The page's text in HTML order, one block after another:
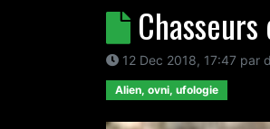
Chasseurs
12 Dec 2018, 17:47 par
Alien, ovni, ufologie